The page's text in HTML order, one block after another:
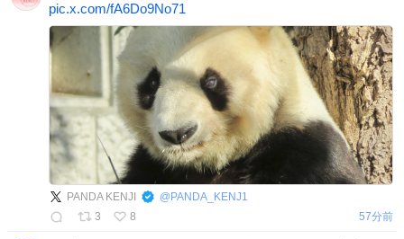
pic.x.com/fA6Do9No71
PANDA KENJI @ PANDA_KENJ1
3
8 57分前